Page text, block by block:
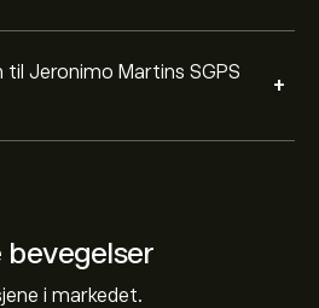
til Jeronimo Martins SGPS
+
i markedet.